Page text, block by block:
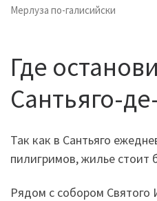
Мерлуза по-галисийски
Где
Сантьяго-
Так как в Сантьяго
пилигримов, жилье стоит
Рядом с собором Святого